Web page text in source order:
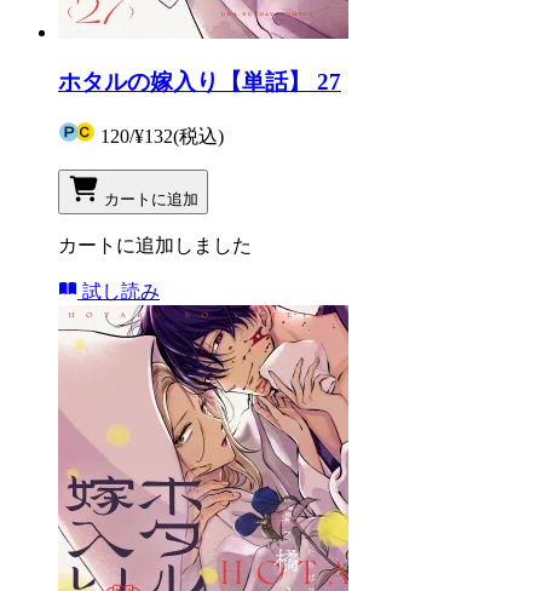
ホタルの嫁入り【単話】 27
120/¥132(税込)
カートに追加
カートに追加しました
試し読み